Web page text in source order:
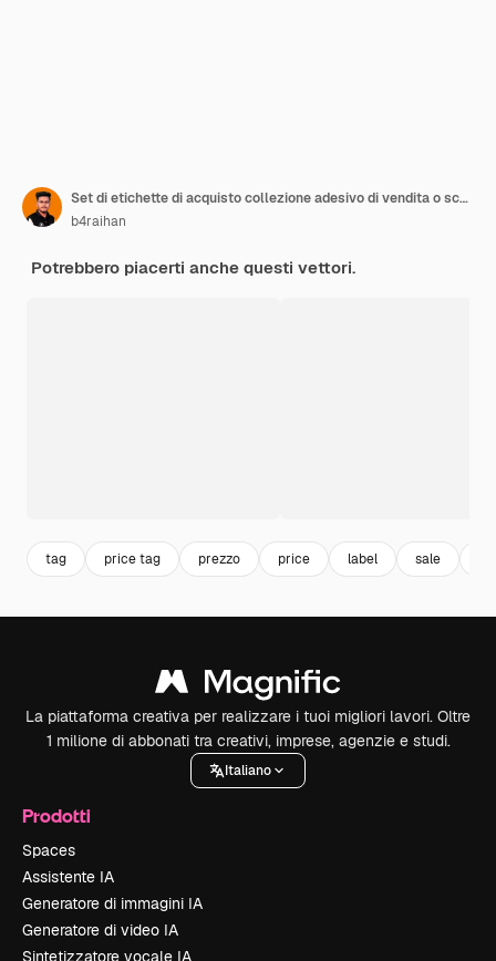
Set di etichette di acquisto collezione adesivo di vendita o sconto etichetta di prezzo di offerta speciale
b4raihan
Potrebbero piacerti anche questi vettori.
tag price tag prezzo price label sale
La piattaforma creativa per realizzare i tuoi migliori lavori. Oltre
1 milione di abbonati tra creativi, imprese, agenzie e studi.
Italiano
Prodotti
Spaces
Assistente IA
Generatore di immagini IA
Generatore di video IA
Sintetizzatore vocale IA